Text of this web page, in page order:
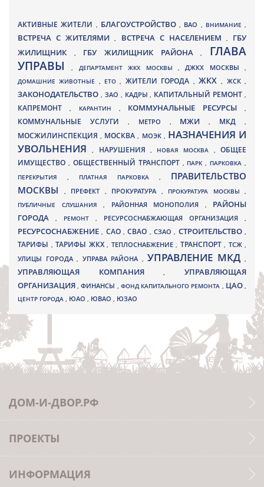
АКТИВНЫЕ ЖИТЕЛИ , БЛАГОУСТРОЙСТВО , ВАО , ВНИМАНИЕ ,
ВСТРЕЧА С ЖИТЕЛЯМИ, ВСТРЕЧА С НАСЕЛЕНИЕМ , ГБУ
ЖИЛИЩНИК
, ГБУ ЖИЛИЩНИК РАЙОНА, ГЛАВА
УПРАВЫ, ДЕПАРТАМЕНТ ЖКХ МОСКВЫ ,ДЖКХ МОСКВЫ ,
ДОМАШНИЕ ЖИВОТНЫЕ , ЕТО, ЖИТЕЛИ ГОРОДА , ЖКХ, ЖСК,
ЗАКОНОДАТЕЛЬСТВО , ЗАО , КАДРЫ, КАПИТАЛЬНЫЙ РЕМОНТ ,
КАПРЕМОНТ , КАРАНТИН , КОММУНАЛЬНЫЕ РЕСУРСЫ,
КОММУНАЛЬНЫЕ УСЛУГИ , МЕТРО , МЖИ, МКД ,
МОСЖИЛИНСПЕКЦИЯ, МОСКВА , МОЭК , НАЗНАЧЕНИЯ И
УВОЛЬНЕНИЯ, НАРУШЕНИЯ , НОВАЯ МОСКВА ,ОБЩЕЕ
ИМУЩЕСТВО , ОБЩЕСТВЕННЫЙ ТРАНСПОРТ , ПАРК, ПАРКОВКА ,
ПЕРЕКРЫТИЯ , ПЛАТНАЯ ПАРКОВКА , ПРАВИТЕЛЬСТВО
МОСКВЫ
, ПРЕФЕКТ , ПРОКУРАТУРА , ПРОКУРАТУРА МОСКВЫ ,
ПУБЛИЧНЫЕ СЛУШАНИЯ , РАЙОННАЯ МОНОПОЛИЯ , РАЙОНЫ
ГОРОДА
, РЕМОНТ , РЕСУРСОСНАБЖАЮЩАЯ ОРГАНИЗАЦИЯ ,
РЕСУРСОСНАБЖЕНИЕ, САО,СВАО ,СЗАО, СТРОИТЕЛЬСТВО,
ТАРИФЫ , ТАРИФЫ ЖКХ , ТЕПЛОСНАБЖЕНИЕ , ТРАНСПОРТ , ТСЖ ,
УЛИЦЫ ГОРОДА , УПРАВА РАЙОНА , УПРАВЛЕНИЕ МКД ,
УПРАВЛЯЮЩАЯ КОМПАНИЯ,УПРАВЛЯЮЩАЯ
ОРГАНИЗАЦИЯ,ФИНАНСЫ , ФОНД КАПИТАЛЬНОГО РЕМОНТА , ЦАО,
ЦЕНТР ГОРОДА , ЮАО , ЮВАО , ЮЗАО
ДОМ-И-ДВОР.РФ
ПРОЕКТЫ
ИНФОРМАЦИЯ